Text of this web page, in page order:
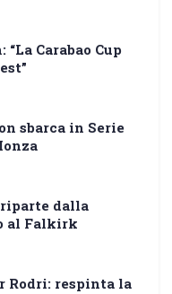
Carabao Cup
sbarca in Serie
dalla
al Falkirk
Rodri: respinta la